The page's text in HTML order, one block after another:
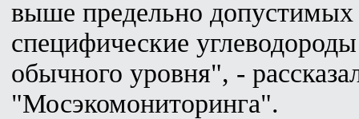
выше предельно допустимых
специфические
обычного уровня", -
"Мосэкомониторинга".